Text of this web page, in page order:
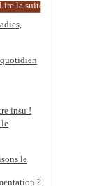
la suite
insu !
le
le
?